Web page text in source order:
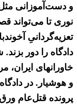
و دست‌آموزانی
نوری تا می‌تواند
تعزیه‌گردانیِ
دادگاه را دور
و هوشیار. در
پرونده قتل‌عام